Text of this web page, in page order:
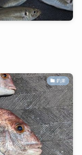
釣果